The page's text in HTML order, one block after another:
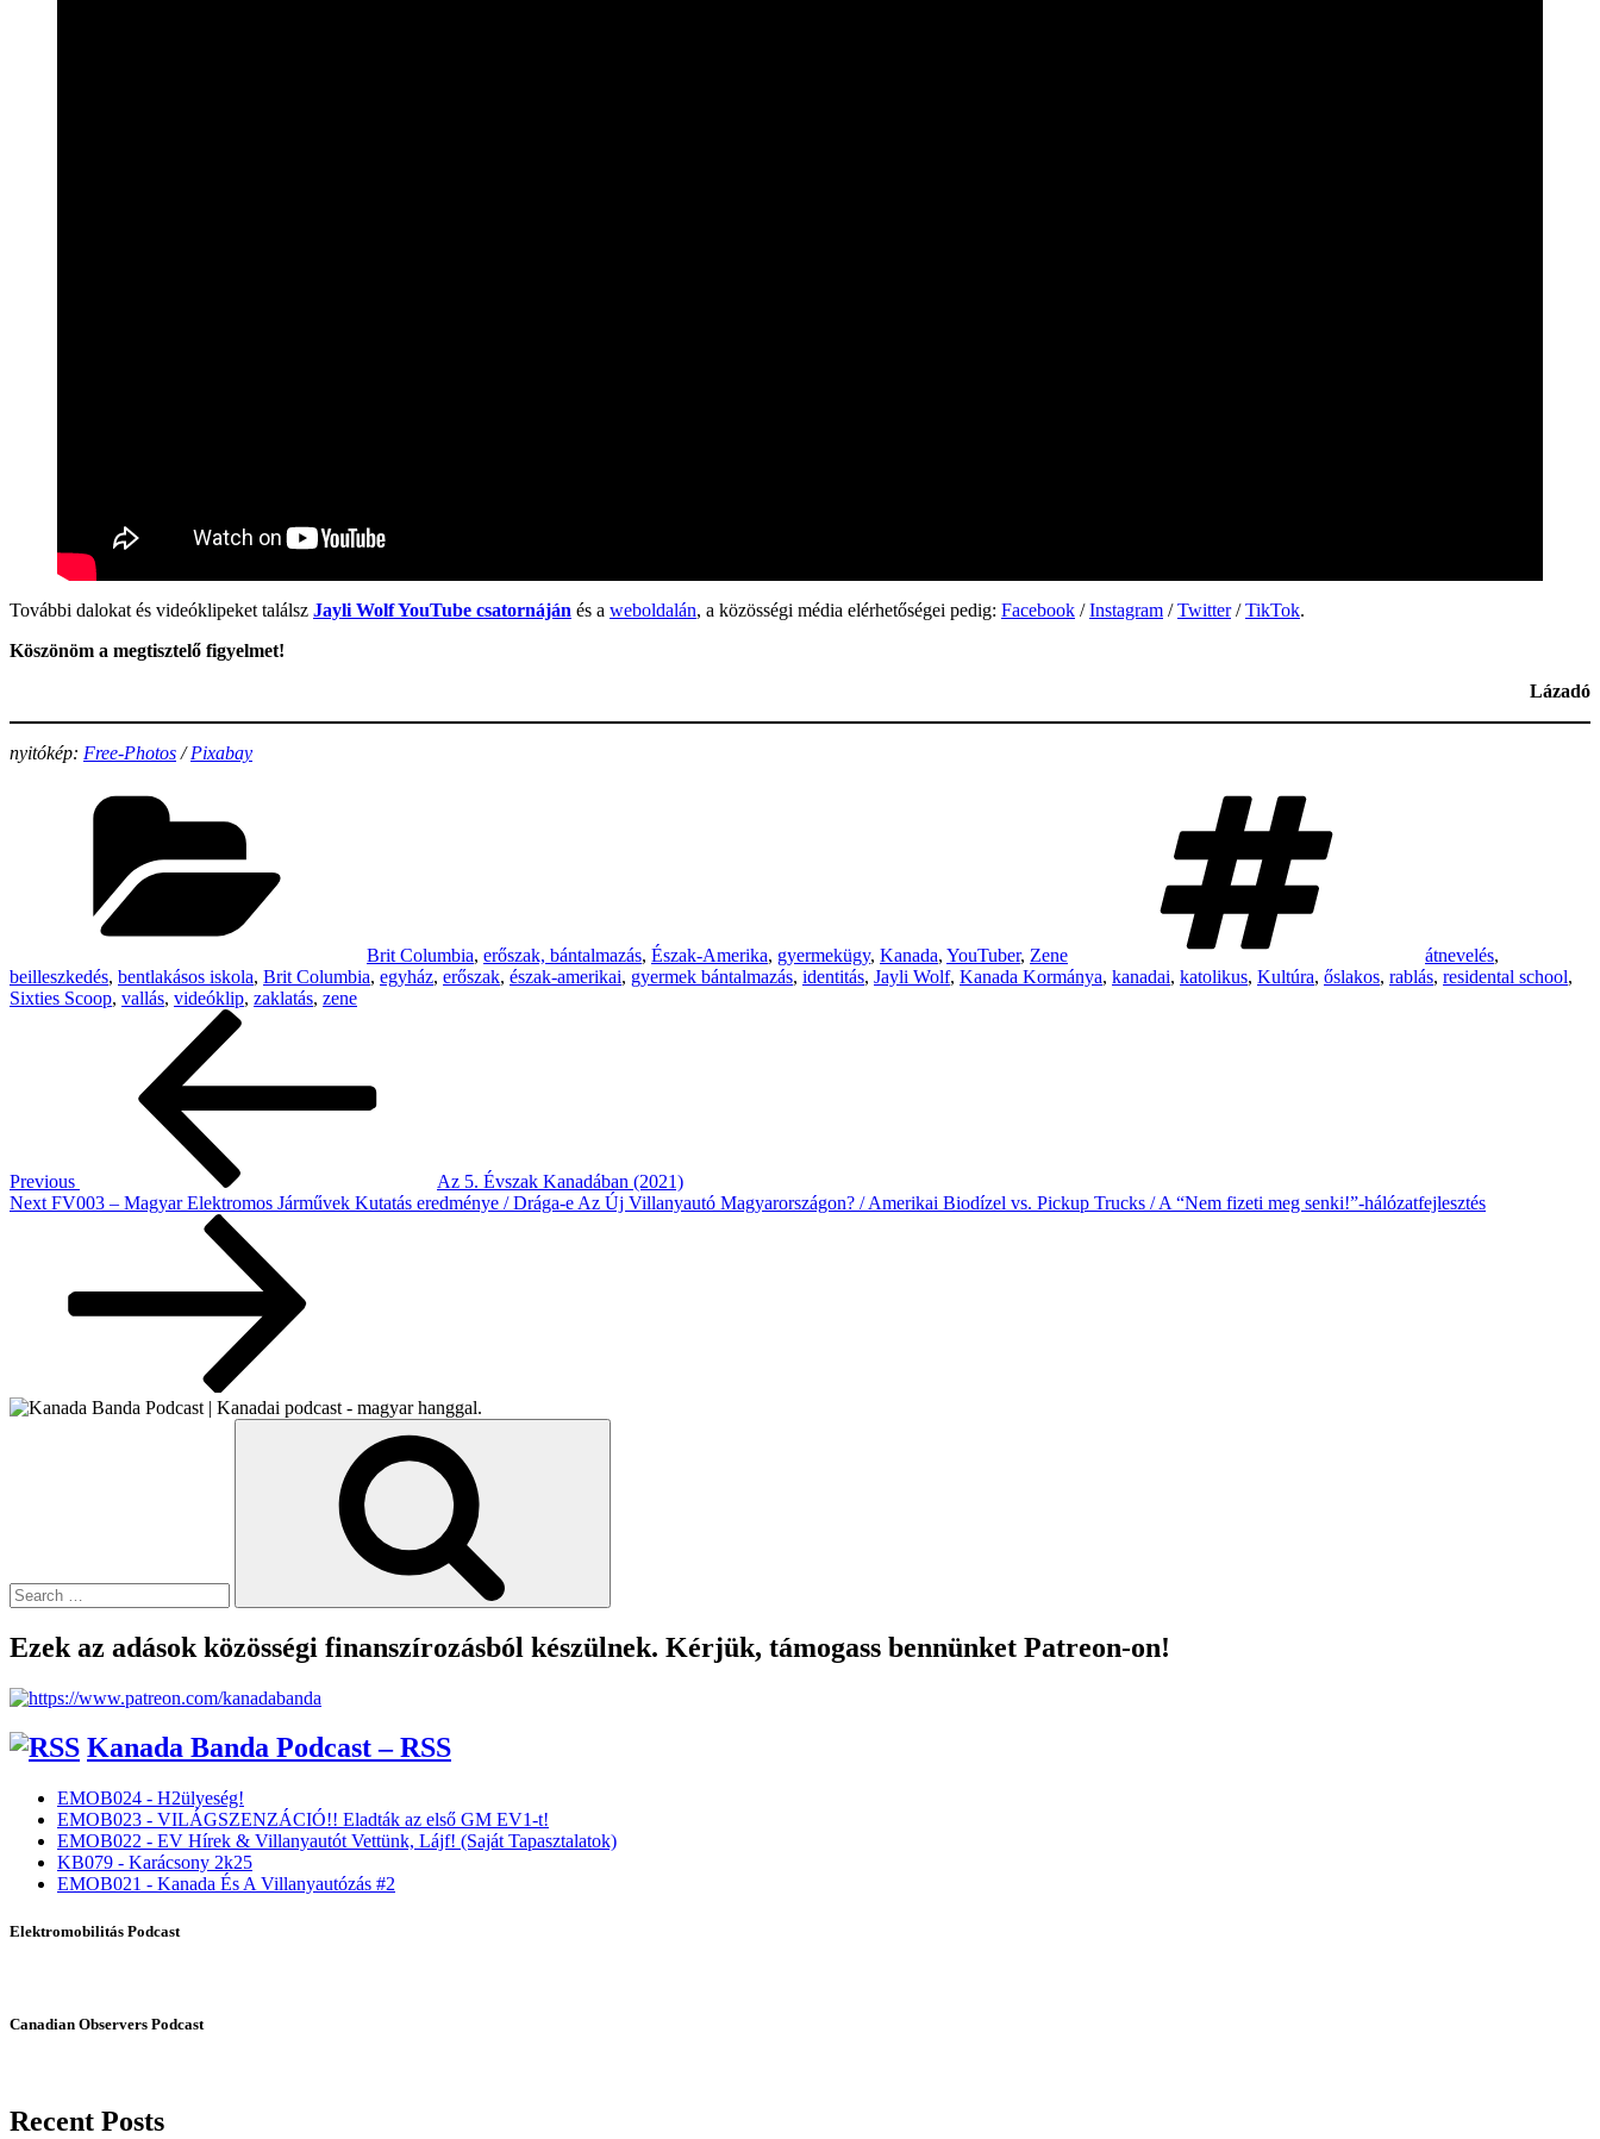
További dalokat és videóklipeket találsz Jayli Wolf YouTube csatornáján és a weboldalán, a közösségi média elérhetőségei pedig: Facebook /Instagram /Twitter/TikTok.
Köszönöm a megtisztelő figyelmet!
Lázadó
nyitókép: Free-Photos /Pixabay
Brit Columbia, erőszak, bántalmazás, Észak-Amerika, gyermekügy, Kanada, YouTuber, Zene átnevelés,
beilleszkedés, bentlakásos iskola, Brit Columbia, egyház, erőszak, észak-amerikai, gyermek bántalmazás, identitás, Jayli Wolf, Kanada Kormánya, kanadai, katolikus, Kultúra, őslakos, rablás, residental school,
Sixties Scoop, vallás, videóklip, zaklatás, zene
Previous
Az 5. Évszak Kanadában (2021)
Next
Next FV003 – Magyar Elektromos Járművek Kutatás eredménye / Drága-e Az Új Villanyautó Magyarországon? / Amerikai Biodízel vs. Pickup Trucks / A “Nem fizeti meg senki!”-hálózatfejlesztés
Ezek az adások közösségi finanszírozásból készülnek. Kérjük, támogass bennünket Patreon-on!
Kanada Banda Podcast – RSS
EMOB024 - H2ülyeség!
EMOB023 - VILÁGSZENZÁCIÓ!! Eladták az első GM EV1-t!
EMOB022 - EV Hírek & Villanyautót Vettünk, Lájf! (Saját Tapasztalatok)
KB079 - Karácsony 2k25
EMOB021 - Kanada És A Villanyautózás #2
Elektromobilitás Podcast
Canadian Observers Podcast
Recent Posts